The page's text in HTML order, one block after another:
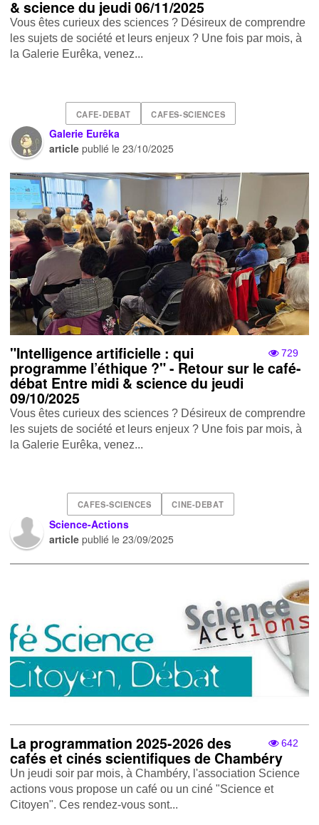
& science du jeudi 06/11/2025
Vous êtes curieux des sciences ? Désireux de comprendre
les sujets de société et leurs enjeux ? Une fois par mois, à
la Galerie Eurêka, venez...
CAFE-DEBAT CAFES-SCIENCES
Galerie Eurêka
article publié le23/10/2025
729
"Intelligence artificielle : qui
programme l’éthique ?" - Retour sur le café-
débat Entre midi & science du jeudi
09/10/2025
Vous êtes curieux des sciences ? Désireux de comprendre
les sujets de société et leurs enjeux ? Une fois par mois, à
la Galerie Eurêka, venez...
CAFES-SCIENCES CINE-DEBAT
Science-Actions
article publié le23/09/2025
642
La programmation 2025-2026 des
cafés et cinés scientifiques de Chambéry
Un jeudi soir par mois, à Chambéry, l'association Science
actions vous propose un café ou un ciné "Science et
Citoyen". Ces rendez-vous sont...